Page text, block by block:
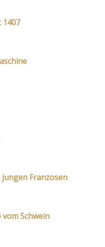
1407
jungen Franzosen
vom Schwein